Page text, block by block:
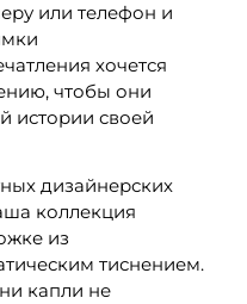
или телефон и
хочется
чтобы они
истории своей
дизайнерских
коллекция
из
тиснением.
капли не